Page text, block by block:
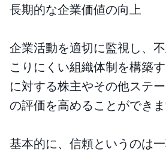
長期的な企業価値の向上
企業活動を適切に監視し、
こりにくい組織体制を構築
に対する株主やその他ステ
の評価を高めることができま
基本的に、信頼というのは